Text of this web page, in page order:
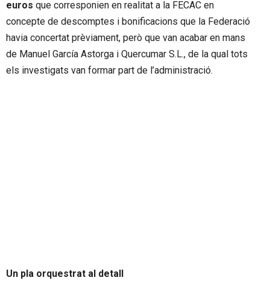
euros que corresponien en realitat a la FECAC en
concepte de descomptes i bonificacions que la Federació
havia concertat prèviament, però que van acabar en mans
de Manuel García Astorga i Quercumar S.L., de la qual tots
els investigats van formar part de l’administració.
Un pla orquestrat al detall